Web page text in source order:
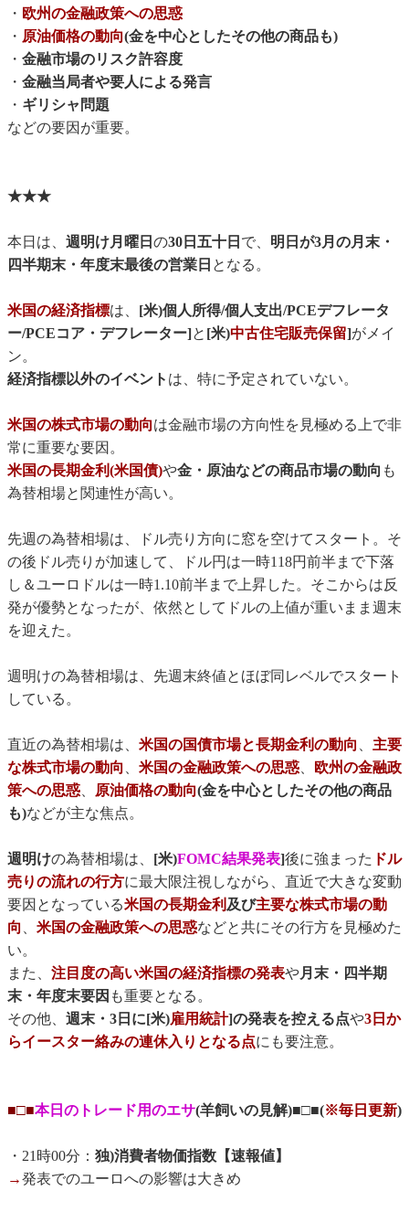
・ 欧州の金融政策への思惑
・ 原油価格の動向(金を中心としたその他の商品も)
・ 金融市場のリスク許容度
・ 金融当局者や要人による発言
・ ギリシャ問題
などの要因が重要。
★★★
本日は、 週明け月曜日 の30日五十日 で、 明日が3月の月末・
四半期末・年度末最後の営業日 となる。
米国の経済指標は、 [米)個人所得/個人支出/PCEデフレータ
ー/PCEコア・デフレーター]と [米)中古住宅販売保留]がメイ
ン。
経済指標以外のイベント は、特に予定されていない。
米国の株式市場の動向は金融市場の方向性を見極める上で非
常に重要な要因。
米国の長期金利(米国債)や金・原油などの商品市場の動向 も
為替相場と関連性が高い。
先週の為替相場は、ドル売り方向に窓を空けてスタート。そ
の後ドル売りが加速して、ドル円は一時118円前半まで下落
し＆ユーロドルは一時1.10前半まで上昇した。そこからは反
発が優勢となったが、依然としてドルの上値が重いまま週末
を迎えた。
週明けの為替相場は、先週末終値とほぼ同レベルでスタート
している。
直近の為替相場は、 米国の国債市場と長期金利の動向 、 主要
な株式市場の動向 、 米国の金融政策への思惑、
欧州の金融政
策への思惑、 原油価格の動向(金を中心としたその他の商品
も)などが主な焦点。
週明けの為替相場は、 [米)FOMC結果発表]後に強まった ドル
売りの流れの行方に最大限注視しながら、直近で大きな変動
要因となっている米国の長期金利及び主要な株式市場の動
向 、 米国の金融政策への思惑などと共にその行方を見極めた
い。
また、 注目度の高い米国の経済指標の発表や月末・四半期
末・年度末要因 も重要となる。
その他、 週末・3日に[米)雇用統計]の発表を控える点や3日か
らイースター絡みの連休入りとなる点にも要注意。
■□■本日のトレード用のエサ(羊飼いの見解)■□■(※毎日更新)
・21時00分： 独)消費者物価指数【速報値】
→発表でのユーロへの影響は大きめ